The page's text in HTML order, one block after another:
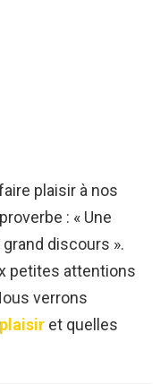
plaisir à nos
: « Une
discours ».
petites attentions
verrons
et quelles